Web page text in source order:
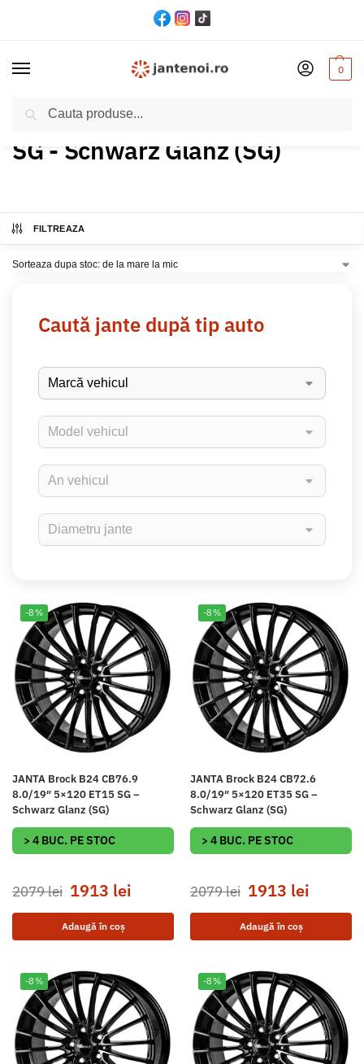
0
Acasă Produs Culoare / SG - Schwarz Glanz (SG)
SG - Schwarz Glanz (SG)
FILTREAZA
Caută jante după tip auto
-8%
JANTA Brock B24 CB76.9
8.0/19″ 5×120 ET15 SG –
Schwarz Glanz (SG)
> 4 BUC. PE STOC
2079lei 1913 lei
Adaugă în coș
-8%
JANTA Brock B24 CB72.6
8.0/19″ 5×120 ET35 SG –
Schwarz Glanz (SG)
> 4 BUC. PE STOC
2079lei 1913 lei
Adaugă în coș
-8% -8%